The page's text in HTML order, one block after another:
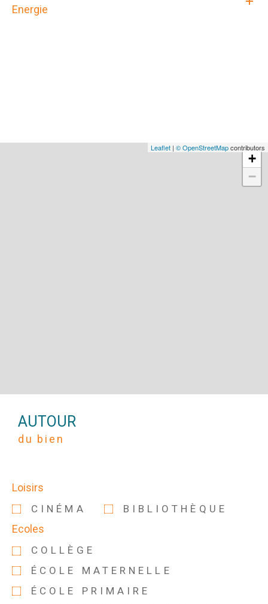
Energie
+
−
Leaflet | © OpenStreetMapcontributors
AUTOUR
du bien
Loisirs
CINÉMA BIBLIOTHÈQUE
Ecoles
COLLÈGE
ÉCOLE MATERNELLE
ÉCOLE PRIMAIRE